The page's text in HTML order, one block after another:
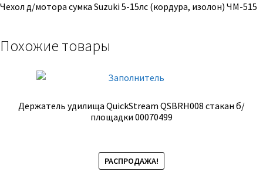
Чехол д/мотора сумка Suzuki 5-15лс (кордура, изолон) ЧМ-515
Похожие товары
Держатель удилища QuickStream QSBRH008 стакан б/
площадки 00070499
РАСПРОДАЖА!